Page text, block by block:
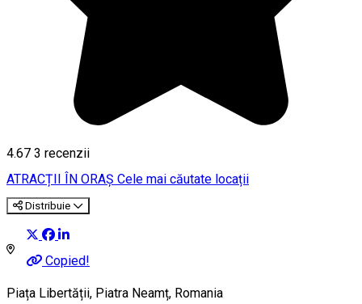
4.67 3 recenzii
ATRACȚII ÎN ORAȘ Cele mai căutate locații
Distribuie
Copied!
Piața Libertății, Piatra Neamț, Romania